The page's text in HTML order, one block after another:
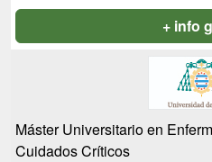
+ info
Máster Universitario en
Cuidados Críticos